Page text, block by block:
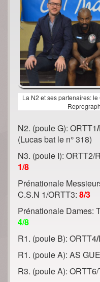
La N2 et ses partenaires:
N2. (poule G): ORTT1/
(Lucas bat le n° 318)
N3. (poule I): ORTT2/
1/8
Prénationale
C.S.N 1/ORTT3: 8/3
Prénationale Dames:
4/8
R1. (poule B): ORTT4/
R1. (poule A): AS
R3. (poule A):